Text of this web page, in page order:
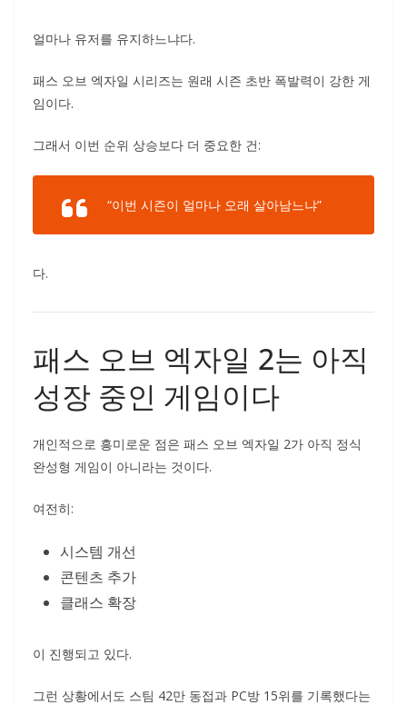
얼마나 유저를 유지하느냐다.
패스 오브 엑자일 시리즈는 원래 시즌 초반 폭발력이 강한 게
임이다.
그래서 이번 순위 상승보다 더 중요한 건:
“이번 시즌이 얼마나 오래 살아남느냐”
다.
패스 오브 엑자일 2는 아직
성장 중인 게임이다
개인적으로 흥미로운 점은 패스 오브 엑자일 2가 아직 정식
완성형 게임이 아니라는 것이다.
여전히:
시스템 개선
콘텐츠 추가
클래스 확장
이 진행되고 있다.
그런 상황에서도 스팀 42만 동접과 PC방 15위를 기록했다는